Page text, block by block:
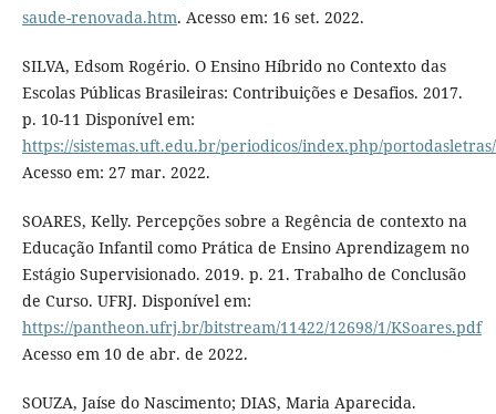
saude-renovada.htm. Acesso em: 16 set. 2022.
SILVA, Edsom Rogério. O Ensino Híbrido no Contexto das
Escolas Públicas Brasileiras: Contribuições e Desafios. 2017.
p. 10-11 Disponível em:
https://sistemas.uft.edu.br/periodicos/index.php/
Acesso em: 27 mar. 2022.
SOARES, Kelly. Percepções sobre a Regência de contexto na
Educação Infantil como Prática de Ensino Aprendizagem no
Estágio Supervisionado. 2019. p. 21. Trabalho de Conclusão
de Curso. UFRJ. Disponível em:
https://pantheon.ufrj.br/bitstream/11422/12698/1/KSoares.pdf
Acesso em 10 de abr. de 2022.
SOUZA, Jaíse do Nascimento; DIAS, Maria Aparecida.